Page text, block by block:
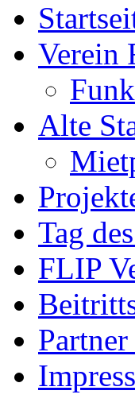
Verein
Alte
Tag
FLIP